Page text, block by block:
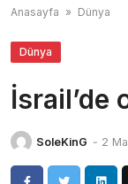
Anasayfa » Dünya
Dünya
İsrail’de
SoleKinG - 2